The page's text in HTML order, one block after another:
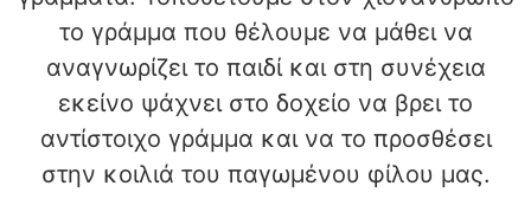
το γράμμα που θέλουμε να μάθει να
αναγνωρίζει το παιδί και στη συνέχεια
εκείνο ψάχνει στο δοχείο να βρει το
αντίστοιχο γράμμα και να το προσθέσει
στην κοιλιά του παγωμένου φίλου μας.